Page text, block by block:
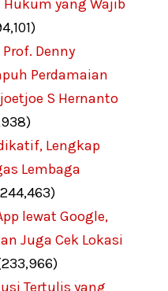
yang Wajib
Denny
Perdamaian
S Hernanto
Lengkap
Lembaga
lewat Google,
Juga Cek Lokasi
Tertulis yang